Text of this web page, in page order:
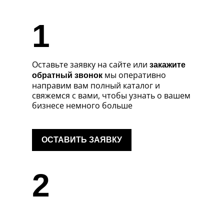
1
2
Оставьте заявку на сайте или закажите
обратный звонок мы оперативно
направим вам полный каталог и
свяжемся с вами, чтобы узнать о вашем
бизнесе немного больше
ОСТАВИТЬ ЗАЯВКУ